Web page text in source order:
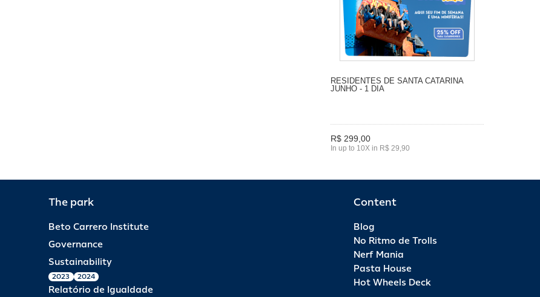
RESIDENTES DE SANTA CATARINA
JUNHO - 1 DIA
R$ 299,00
In up to 10X in R$ 29,90
The park
Beto Carrero Institute
Governance
Sustainability
2023 2024
Relatório de Igualdade
Content
Blog
No Ritmo de Trolls
Nerf Mania
Pasta House
Hot Wheels Deck